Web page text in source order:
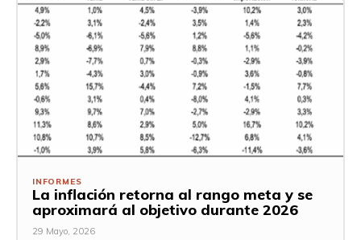
INFORMES
La inflación retorna al rango meta y se
aproximará al objetivo durante 2026
29 Mayo, 2026